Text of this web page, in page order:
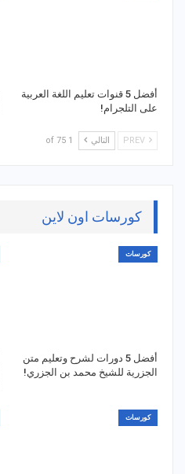
أفضل 5 قنوات تعليم اللغة العربية
على التلجرام!
التالي 1 of 75
كورسات اون لاين
كورسات
أفضل 5 دورات لشرح وتعليم متن
الجزرية للشيخ محمد بن الجزري!
كورسات